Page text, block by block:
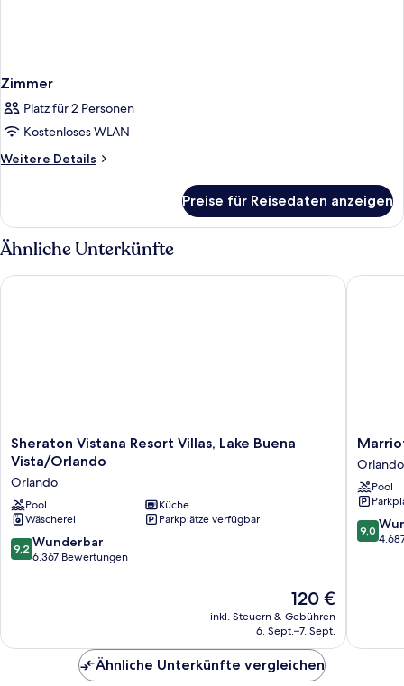
Zimmer
Platz für 2 Personen
Kostenloses WLAN
Weitere Details
Weitere
Preise für Reisedaten anzeigen
Ähnliche Unterkünfte
Sheraton
Vistana
Resort
Villas,
Lake
Buena
Vista/Orlando
Orlando
Sheraton Vistana Resort Villas, Lake Buena
Vista/Orlando
Orlando
Pool
Küche
Wäscherei
Parkplätze verfügbar
9.2
von
9,2 Wunderbar
6.367 Bewertungen
Der
Preis
beträgt
120 €
inkl. Steuern & Gebühren
6. Sept.–7. Sept.
Sheraton Vistana Resort Villas, Lake Buena Vista/Orlando
Grande
Vista
Orlando
Orlando
Pool
9.0
von
9,0
Ähnliche Unterkünfte vergleichen